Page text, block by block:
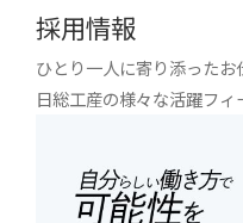
採用情報
ひとり一人に寄り添ったお
日総工産の様々な活躍フィ